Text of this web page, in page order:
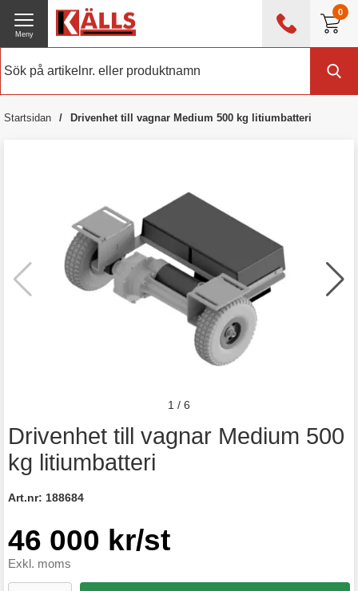
0
0476 - 214 80
Meny
Startsidan Drivenhet till vagnar Medium 500 kg litiumbatteri
Drivenhet till vagnar Medium 500
kg litiumbatteri
Art.nr: 188684
46 000 kr/st
Exkl. moms
1 / 6